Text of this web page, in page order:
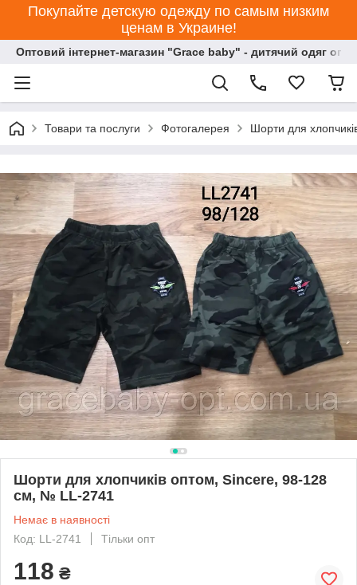
Покупайте детскую одежду по самым низким
ценам в Украине!
Оптовий інтернет-магазин "Grace baby" - дитячий одяг
Товари та послуги Фотогалерея Шорти для
Шорти для хлопчиків оптом, Sincere, 98-128
см, № LL-2741
Немає в наявності
Код: LL-2741
Тільки опт
118 ₴